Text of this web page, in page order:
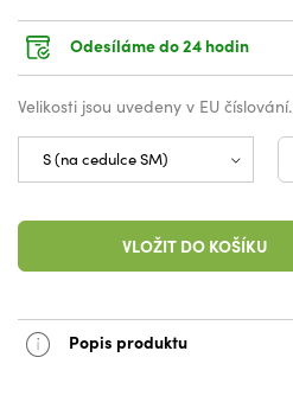
Odesíláme do 24 hodin
Velikosti jsou uvedeny v EU číslování.
VLOŽIT DO KOŠÍKU
Popis produktu